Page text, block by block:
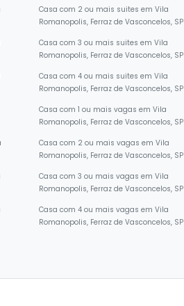
Casa com 2 ou mais suites em Vila
Romanopolis, Ferraz de Vasconcelos, SP
Casa com 3 ou mais suites em Vila
Romanopolis, Ferraz de Vasconcelos, SP
Casa com 4 ou mais suites em Vila
Romanopolis, Ferraz de Vasconcelos, SP
Casa com 1 ou mais vagas em Vila
Romanopolis, Ferraz de Vasconcelos, SP
Casa com 2 ou mais vagas em Vila
Romanopolis, Ferraz de Vasconcelos, SP
Casa com 3 ou mais vagas em Vila
Romanopolis, Ferraz de Vasconcelos, SP
Casa com 4 ou mais vagas em Vila
Romanopolis, Ferraz de Vasconcelos, SP